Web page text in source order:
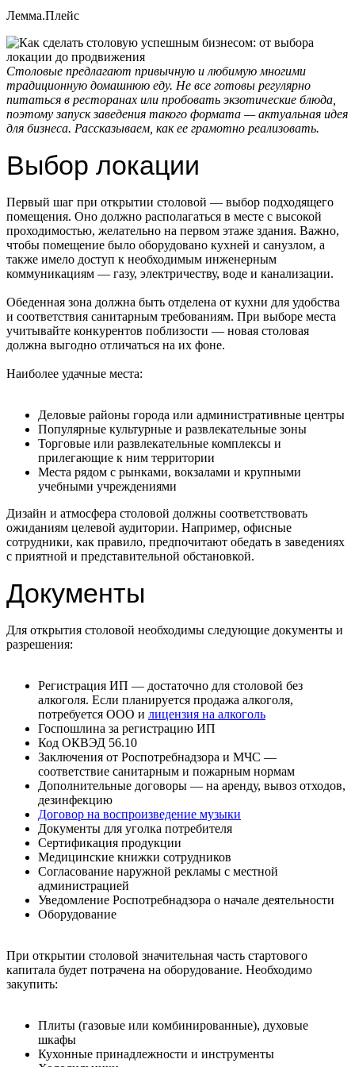
Лемма.Плейс
Столовые предлагают привычную и любимую многими
традиционную домашнюю еду. Не все готовы регулярно
питаться в ресторанах или пробовать экзотические блюда,
поэтому запуск заведения такого формата — актуальная идея
для бизнеса. Рассказываем, как ее грамотно реализовать.
Выбор локации
Первый шаг при открытии столовой — выбор подходящего
помещения. Оно должно располагаться в месте с высокой
проходимостью, желательно на первом этаже здания. Важно,
чтобы помещение было оборудовано кухней и санузлом, а
также имело доступ к необходимым инженерным
коммуникациям — газу, электричеству, воде и канализации.
Обеденная зона должна быть отделена от кухни для удобства
и соответствия санитарным требованиям. При выборе места
учитывайте конкурентов поблизости — новая столовая
должна выгодно отличаться на их фоне.
Наиболее удачные места:
Деловые районы города или административные центры
Популярные культурные и развлекательные зоны
Торговые или развлекательные комплексы и
прилегающие к ним территории
Места рядом с рынками, вокзалами и крупными
учебными учреждениями
Дизайн и атмосфера столовой должны соответствовать
ожиданиям целевой аудитории. Например, офисные
сотрудники, как правило, предпочитают обедать в заведениях
с приятной и представительной обстановкой.
Документы
Для открытия столовой необходимы следующие документы и
разрешения:
Регистрация ИП — достаточно для столовой без
алкоголя. Если планируется продажа алкоголя,
потребуется ООО и лицензия на алкоголь
Госпошлина за регистрацию ИП
Код ОКВЭД 56.10
Заключения от Роспотребнадзора и МЧС —
соответствие санитарным и пожарным нормам
Дополнительные договоры — на аренду, вывоз отходов,
дезинфекцию
Договор на воспроизведение музыки
Документы для уголка потребителя
Сертификация продукции
Медицинские книжки сотрудников
Согласование наружной рекламы с местной
администрацией
Уведомление Роспотребнадзора о начале деятельности
Оборудование
При открытии столовой значительная часть стартового
капитала будет потрачена на оборудование. Необходимо
закупить:
Плиты (газовые или комбинированные), духовые
шкафы
Кухонные принадлежности и инструменты